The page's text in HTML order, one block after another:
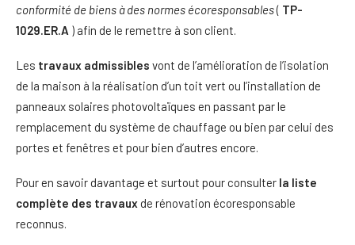
conformité de biens à des normes écoresponsables( TP-
1029.ER.A ) afin de le remettre à son client.
Les travaux admissibles vont de l’amélioration de l’isolation
de la maison à la réalisation d’un toit vert ou l’installation de
panneaux solaires photovoltaïques en passant par le
remplacement du système de chauffage ou bien par celui des
portes et fenêtres et pour bien d’autres encore.
Pour en savoir davantage et surtout pour consulter la liste
complète des travaux de rénovation écoresponsable
reconnus.